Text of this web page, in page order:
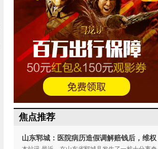
焦点推荐
山东郓城：医院病历造假调解赔钱后，维权